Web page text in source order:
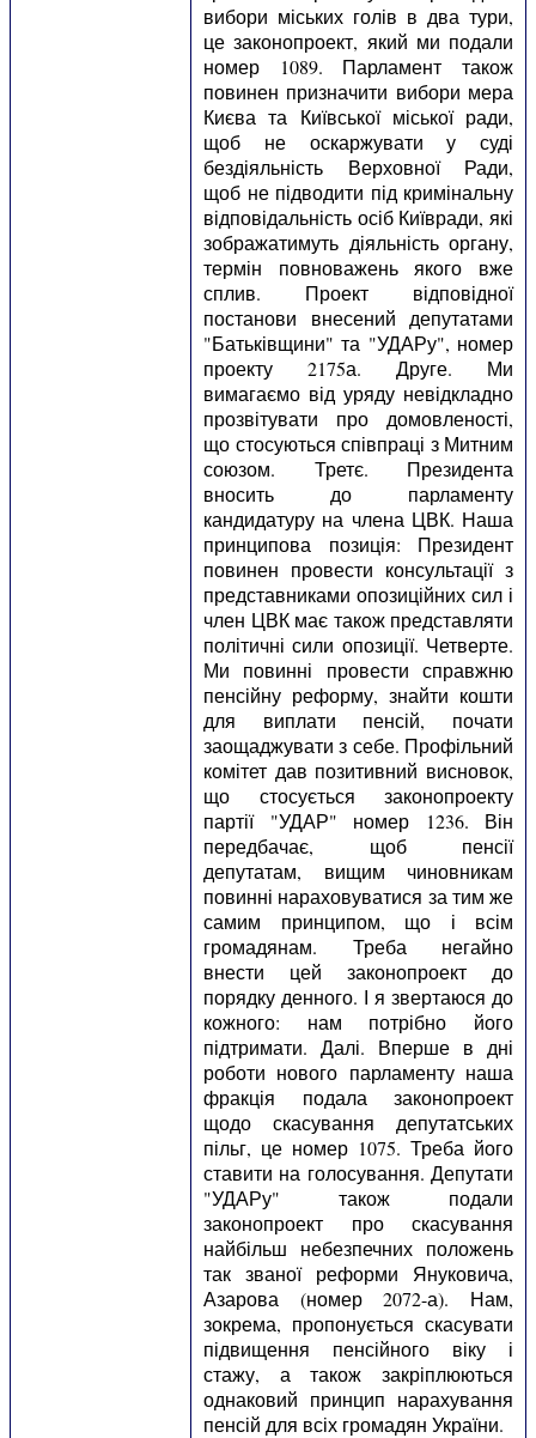
вибори міських голів в два тури,
це законопроект, який ми подали
номер 1089. Парламент також
повинен призначити вибори мера
Києва та Київської міської ради,
щоб не оскаржувати у суді
бездіяльність Верховної Ради,
щоб не підводити під кримінальну
відповідальність осіб Київради, які
зображатимуть діяльність органу,
термін повноважень якого вже
сплив. Проект відповідної
постанови внесений депутатами
"Батьківщини" та "УДАРу", номер
проекту 2175а. Друге. Ми
вимагаємо від уряду невідкладно
прозвітувати про домовленості,
що стосуються співпраці з Митним
союзом. Третє. Президента
вносить до парламенту
кандидатуру на члена ЦВК. Наша
принципова позиція: Президент
повинен провести консультації з
представниками опозиційних сил і
член ЦВК має також представляти
політичні сили опозиції. Четверте.
Ми повинні провести справжню
пенсійну реформу, знайти кошти
для виплати пенсій, почати
заощаджувати з себе. Профільний
комітет дав позитивний висновок,
що стосується законопроекту
партії "УДАР" номер 1236. Він
передбачає, щоб пенсії
депутатам, вищим чиновникам
повинні нараховуватися за тим же
самим принципом, що і всім
громадянам. Треба негайно
внести цей законопроект до
порядку денного. І я звертаюся до
кожного: нам потрібно його
підтримати. Далі. Вперше в дні
роботи нового парламенту наша
фракція подала законопроект
щодо скасування депутатських
пільг, це номер 1075. Треба його
ставити на голосування. Депутати
"УДАРу" також подали
законопроект про скасування
найбільш небезпечних положень
так званої реформи Януковича,
Азарова (номер 2072-а). Нам,
зокрема, пропонується скасувати
підвищення пенсійного віку і
стажу, а також закріплюються
однаковий принцип нарахування
пенсій для всіх громадян України.